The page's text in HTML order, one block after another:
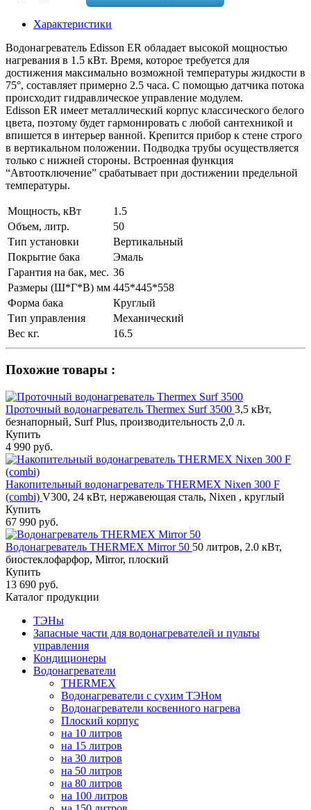
Характеристики
Водонагреватель Edisson ER обладает высокой мощностью
нагревания в 1.5 кВт. Время, которое требуется для
достижения максимально возможной температуры жидкости в
75°, составляет примерно 2.5 часа. С помощью датчика потока
происходит гидравлическое управление модулем.
Edisson ER имеет металлический корпус классического белого
цвета, поэтому будет гармонировать с любой сантехникой и
впишется в интерьер ванной. Крепится прибор к стене строго
в вертикальном положении. Подводка трубы осуществляется
только с нижней стороны. Встроенная функция
“Автоотключение” срабатывает при достижении предельной
температуры.
Мощность, кВт
1.5
Объем, литр.
50
Тип установки
Вертикальный
Покрытие бака
Эмаль
Гарантия на бак, мес. 36
Размеры (Ш*Г*В) мм 445*445*558
Форма бака
Круглый
Тип управления
Механический
Вес кг.
16.5
Похожие товары :
Проточный водонагреватель Thermex Surf 3500 3,5 кВт,
безнапорный, Surf Plus, производительность 2,0 л.
Купить
4 990 руб.
Накопительный водонагреватель THERMEX Nixen 300 F
(combi) V300, 24 кВт, нержавеющая сталь, Nixen , круглый
Купить
67 990 руб.
Водонагреватель THERMEX Mirror 50 50 литров, 2.0 кВт,
биостеклофарфор, Mirror, плоский
Купить
13 690 руб.
Каталог продукции
ТЭНы
Запасные части для водонагревателей и пульты
управления
Кондиционеры
Водонагреватели
THERMEX
Водонагреватели с сухим ТЭНом
Водонагреватели косвенного нагрева
Плоский корпус
на 10 литров
на 15 литров
на 30 литров
на 50 литров
на 80 литров
на 100 литров